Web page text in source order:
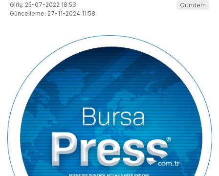
Giriş: 25-07-2022 18:53
Güncelleme: 27-11-2024 11:58
Gündem